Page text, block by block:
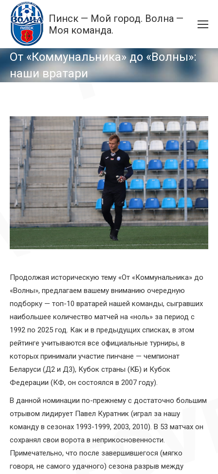
Пинск — Мой город. Волна —
Моя команда.
От «Коммунальника» до «Волны»:
наши вратари
Продолжая историческую тему «От «Коммунальника» до
«Волны», предлагаем вашему вниманию очередную
подборку — топ-10 вратарей нашей команды, сыгравших
наибольшее количество матчей на «ноль» за период с
1992 по 2025 год. Как и в предыдущих списках, в этом
рейтинге учитываются все официальные турниры, в
которых принимали участие пинчане — чемпионат
Беларуси (Д2 и Д3), Кубок страны (КБ) и Кубок
Федерации (КФ, он состоялся в 2007 году).
В данной номинации по-прежнему с достаточно большим
отрывом лидирует Павел Куратник (играл за нашу
команду в сезонах 1993-1999, 2003, 2010). В 53 матчах он
сохранял свои ворота в неприкосновенности.
Примечательно, что после завершившегося (мягко
говоря, не самого удачного) сезона разрыв между